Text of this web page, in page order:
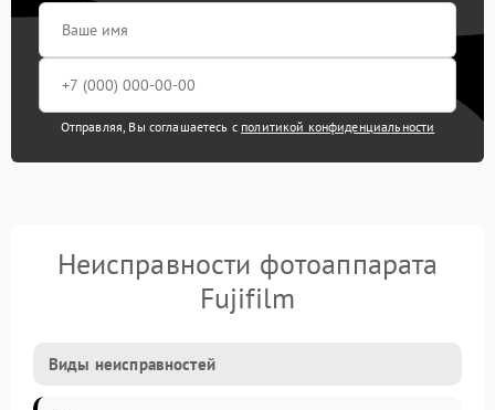
Отправляя, Вы соглашаетесь с политикой конфиденциальности
Неисправности фотоаппарата
Fujifilm
Виды неисправностей